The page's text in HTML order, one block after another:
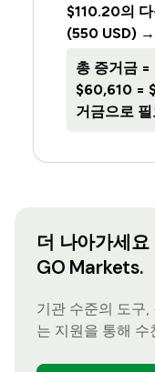
$110.20의
(550 USD)
총 증거금
$60,610 =
거금으로
더 나아가세요
GO Markets.
기관 수준의 도구
는 지원을 통해